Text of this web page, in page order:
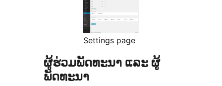
Settings page
ຜູ້ຮ່ວມພັດທະນາ ແລະ ຜູ້
ພັດທະນາ